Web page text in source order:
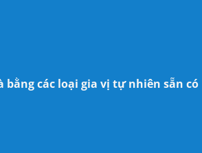
các loại gia vị tự nhiên sẵn có